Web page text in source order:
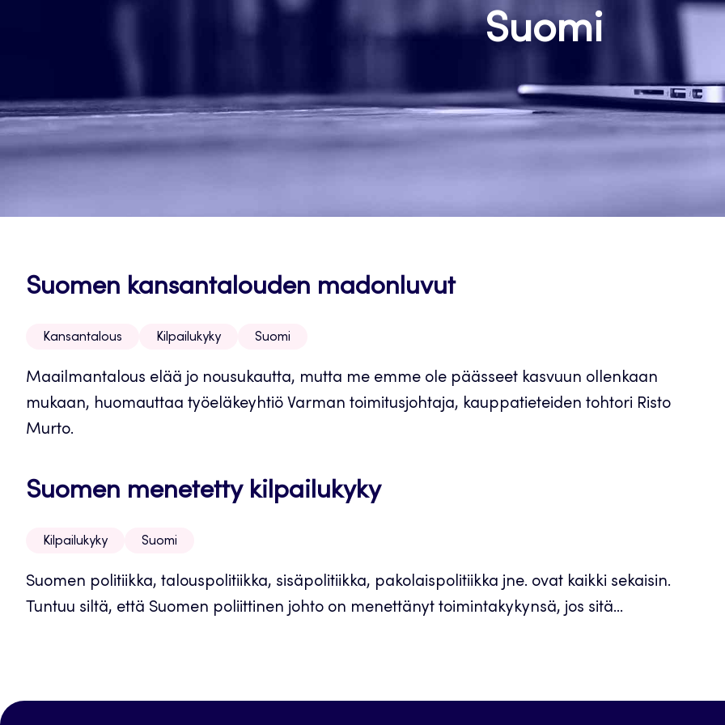
Suomi
Suomen kansantalouden madonluvut
Kansantalous Kilpailukyky Suomi
Maailmantalous elää jo nousukautta, mutta me emme ole päässeet kasvuun ollenkaan
mukaan, huomauttaa työeläkeyhtiö Varman toimitusjohtaja, kauppatieteiden tohtori Risto
Murto.
Suomen menetetty kilpailukyky
Kilpailukyky Suomi
Suomen politiikka, talouspolitiikka, sisäpolitiikka, pakolaispolitiikka jne. ovat kaikki sekaisin.
Tuntuu siltä, että Suomen poliittinen johto on menettänyt toimintakykynsä, jos sitä...